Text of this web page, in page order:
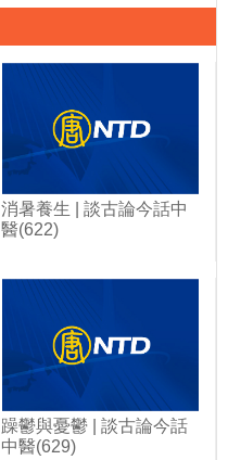
消暑養生 | 談古論今話中
醫(622)
躁鬱與憂鬱 | 談古論今話
中醫(629)